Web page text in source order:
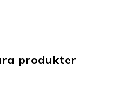
produkter